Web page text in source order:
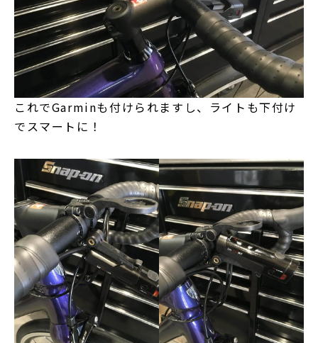
これでGarminも付けられますし、ライトも下付け
でスマートに！